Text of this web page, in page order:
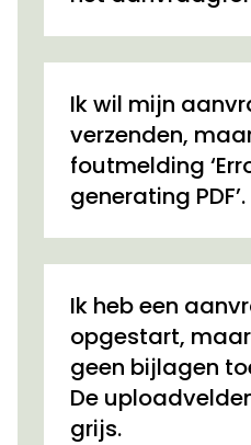
Ik wil mijn
verzenden,
foutmelding
generating PDF’.
Ik heb een
opgestart,
geen bijlagen
De
grijs.